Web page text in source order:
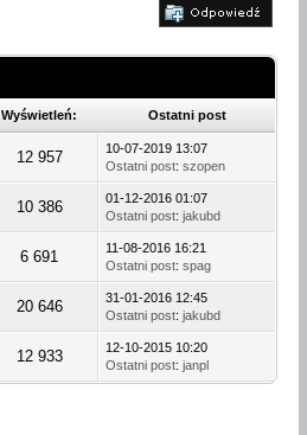
Wyświetleń: Ostatni post
12 957
10-07-2019 13:07
Ostatni post: szopen
10 386
01-12-2016 01:07
Ostatni post: jakubd
6 691
11-08-2016 16:21
Ostatni post: spag
20 646
31-01-2016 12:45
Ostatni post: jakubd
12 933
12-10-2015 10:20
Ostatni post: janpl